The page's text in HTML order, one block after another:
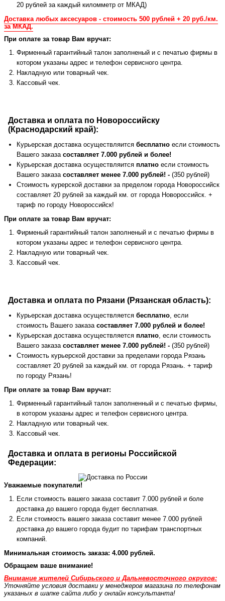
20 рублей за каждый киломметр от МКАД)
Доставка любых аксесуаров - стоимость 500 рублей + 20 руб./км.
за МКАД.
При оплате за товар Вам вручат:
Фирменный гарантийный талон заполненый и с печатью фирмы в
котором указаны адрес и телефон сервисного центра.
Накладную или товарный чек.
Кассовый чек.
Доставка и оплата по Новороссийску
(Краснодарский край):
Курьерская доставка осуществляится бесплатно если стоимость
Вашего заказа составляет 7.000 рублей и более!
Курьерская доставка осуществляится платно если стоимость
Вашего заказа составляет менее 7.000 рублей! - (350 рублей)
Стоимость курерской доставки за пределом города Новороссийск
составляет 20 рублей за каждый км. от города Новороссийск. +
тариф по городу Новороссийск!
При оплате за товар Вам вручат:
Фирменый гарантийный талон заполненый и с печатью фирмы в
котором указаны адрес и телефон сервисного центра.
Накладную или товарный чек.
Кассовый чек.
Доставка и оплата по Рязани (Рязанская область):
Курьерская доставка осуществляется бесплатно , если
стоимость Вашего заказа составляет 7.000 рублей и более!
Курьерская доставка осуществляется платно , если стоимость
Вашего заказа составляет менее 7.000 рублей! - (350 рублей)
Стоимость курьерской доставки за пределами города Рязань
составляет 20 рублей за каждый км. от города Рязань. + тариф
по городу Рязань!
При оплате за товар Вам вручат:
Фирменный гарантийный талон заполненный и с печатью фирмы,
в котором указаны адрес и телефон сервисного центра.
Накладную или товарный чек.
Кассовый чек.
Доставка и оплата в регионы Российской
Федерации:
Уважаемые покупатели!
Если стоимость вашего заказа составит 7.000 рублей и боле
доставка до вашего города будет бесплатная.
Если стоимость вашего заказа составит менее 7.000 рублей
доставка до вашего города будит по тарифам транспортных
компаний.
Минимальная стоимость заказа: 4.000 рублей.
Обращаем ваше внимание!
Внимание жителей Сибирьского и Дальневосточного округов:
Уточняйте условия доставки у менеджеров магазина по телефонам
указаных в шапке сайта либо у онлайн консультанта!